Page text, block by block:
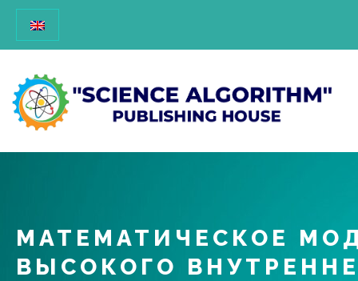
МАТЕМАТИЧЕСКОЕ
ВЫСОКОГО